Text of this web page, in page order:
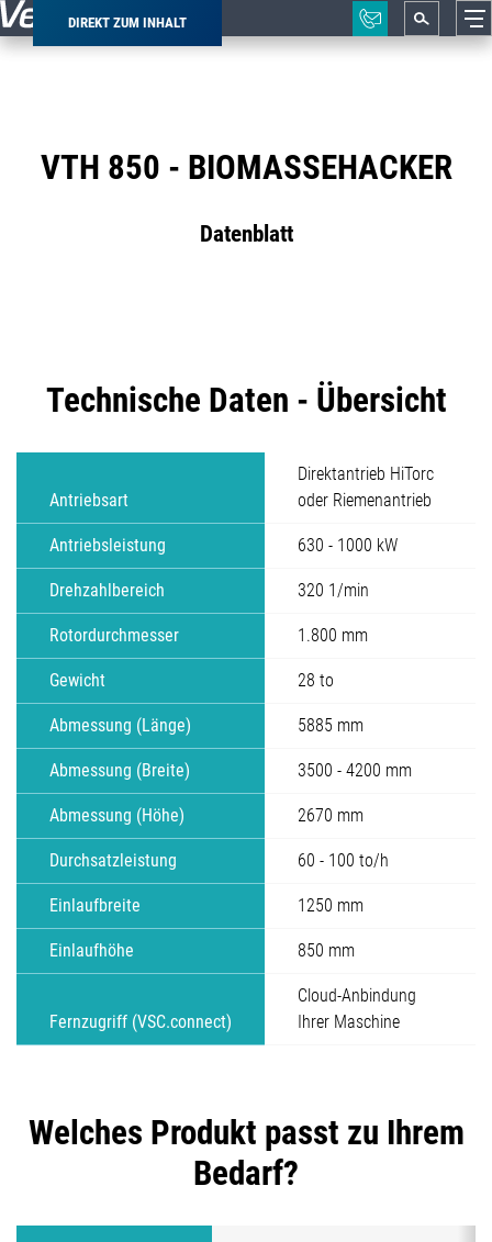
DIREKT ZUM INHALT
Pfadnavigation
VTH 850 - BIOMASSEHACKER
Datenblatt
Technische Daten - Übersicht
Antriebsart
Direktantrieb HiTorc
oder Riemenantrieb
Antriebsleistung 630 - 1000 kW
Drehzahlbereich 320 1/min
Rotordurchmesser 1.800 mm
Gewicht 28 to
Abmessung (Länge) 5885 mm
Abmessung (Breite) 3500 - 4200 mm
Abmessung (Höhe) 2670 mm
Durchsatzleistung 60 - 100 to/h
Einlaufbreite 1250 mm
Einlaufhöhe 850 mm
Fernzugriff (VSC.connect)
Cloud-Anbindung
Ihrer Maschine
Welches Produkt passt zu Ihrem
Bedarf?